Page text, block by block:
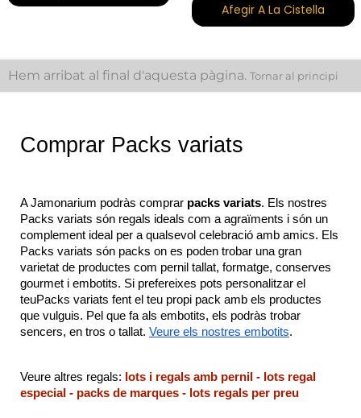
Afegir A La Cistella
Hem arribat al final d'aquesta pàgina. Tornar al principi
Comprar Packs variats
A Jamonarium podràs comprar packs variats. Els nostres
Packs variats són regals ideals com a agraïments i són un
complement ideal per a qualsevol celebració amb amics. Els
Packs variats són packs on es poden trobar una gran
varietat de productes com pernil tallat, formatge, conserves
gourmet i embotits. Si prefereixes pots personalitzar el
teuPacks variats fent el teu propi pack amb els productes
que vulguis. Pel que fa als embotits, els podràs trobar
sencers, en tros o tallat. Veure els nostres embotits.
Veure altres regals: lots i regals amb pernil - lots regal
especial - packs de marques - lots regals per preu